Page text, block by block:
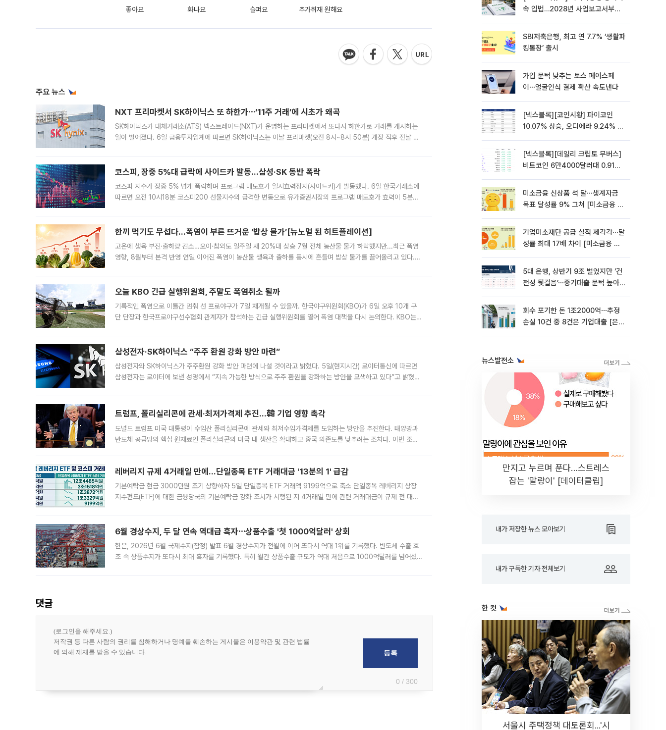
좋아요 화나요 슬퍼요 추가취재 원해요
주요 뉴스
NXT 프리마켓서 SK하이닉스 또 하한가⋯‘11주 거래’에 시초가 왜곡
SK하이닉스가 대체거래소(ATS) 넥스트레이드(NXT)가 운영하는 프리마켓에서 또다시 하한가로 거래를 개시하는
일이 벌어졌다. 6일 금융투자업계에 따르면 SK하이닉스는 이날 프리마켓(오전 8시~8시 50분) 개장 직후 전날 정
코스피, 장중 5%대 급락에 사이드카 발동…삼성·SK 동반 폭락
코스피 지수가 장중 5% 넘게 폭락하며 프로그램 매도호가 일시효력정지(사이드카)가 발동했다. 6일 한국거래소에
따르면 오전 10시18분 코스피200 선물지수의 급격한 변동으로 유가증권시장의 프로그램 매도호가 효력이 5분간
한끼 먹기도 무섭다...폭염이 부른 뜨거운 ‘밥상 물가’[뉴노멀 된 히트플레이션]
고온에 생육 부진·출하량 감소…오이·참외도 일주일 새 20%대 상승 7월 전체 농산물 물가 하락했지만...최근 폭염
영향, 8월부터 본격 반영 연일 이어진 폭염이 농산물 생육과 출하를 동시에 흔들며 밥상 물가를 끌어올리고 있다.
오늘 KBO 긴급 실행위원회, 주말도 폭염취소 될까
기록적인 폭염으로 이틀간 멈춰 선 프로야구가 7일 재개될 수 있을까. 한국야구위원회(KBO)가 6일 오후 10개 구
단 단장과 한국프로야구선수협회 관계자가 참석하는 긴급 실행위원회를 열어 폭염 대책을 다시 논의한다. KBO는
삼성전자·SK하이닉스 “주주 환원 강화 방안 마련”
삼성전자와 SK하이닉스가 주주환원 강화 방안 마련에 나설 것이라고 밝혔다. 5일(현지시간) 로이터통신에 따르면
삼성전자는 로이터에 보낸 성명에서 “지속 가능한 방식으로 주주 환원을 강화하는 방안을 모색하고 있다”고 밝혔다.
트럼프, 폴리실리콘에 관세·최저가격제 추진…韓 기업 영향 촉각
도널드 트럼프 미국 대통령이 수입산 폴리실리콘에 관세와 최저수입가격제를 도입하는 방안을 추진한다. 태양광과
반도체 공급망의 핵심 원재료인 폴리실리콘의 미국 내 생산을 확대하고 중국 의존도를 낮추려는 조치다. 이번 조처
레버리지 규제 4거래일 만에…단일종목 ETF 거래대금 '13분의 1' 급감
기본예탁금 현금 3000만원 조기 상향하자 5일 단일종목 ETF 거래액 9199억으로 축소 단일종목 레버리지 상장
지수펀드(ETF)에 대한 금융당국의 기본예탁금 강화 조치가 시행된 지 4거래일 만에 관련 거래대금이 규제 전 대비
6월 경상수지, 두 달 연속 역대급 흑자⋯상품수출 '첫 1000억달러' 상회
한은, 2026년 6월 국제수지(잠정) 발표 6월 경상수지가 전월에 이어 또다시 역대 1위를 기록했다. 반도체 수출 호
조 속 상품수지가 또다시 최대 흑자를 기록했다. 특히 월간 상품수출 규모가 역대 처음으로 1000억달러를 넘어섰
댓글
0 / 300
속 입법…2028년 사업보고서부터
SBI저축은행, 최고 연 7.7% ‘생활파
킹통장’ 출시
가입 문턱 낮추는 토스 페이스페
이⋯얼굴인식 결제 확산 속도낸다
[넥스블록][코인시황] 파이코인
10.07% 상승, 오디에라 9.24% 하
[넥스블록][데일리 크립토 무버스]
비트코인 6만4000달러대 0.91%
미소금융 신상품 석 달⋯생계자금
목표 달성률 9% 그쳐 [미소금융 첫
기업미소재단 공급 실적 제각각⋯달
성률 최대 17배 차이 [미소금융 첫
5대 은행, 상반기 9조 벌었지만 ‘건
전성 뒷걸음’⋯중기대출 문턱 높아
회수 포기한 돈 1조2000억⋯추정
손실 10건 중 8건은 기업대출 [은행
뉴스발전소
만지고 누르며 푼다…스트레스
잡는 '말랑이' [데이터클립]
내가 저장한 뉴스 모아보기
내가 구독한 기자 전체보기
한 컷
서울시 주택정책 대토론회...'시